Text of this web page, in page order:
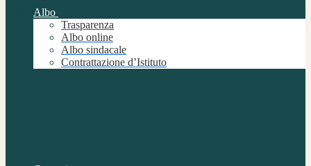
Albo
Trasparenza
Albo online
Albo sindacale
Contrattazione d’Istituto